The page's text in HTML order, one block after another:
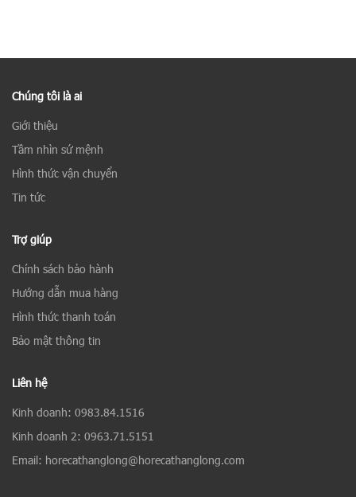
Chúng tôi là ai
Giới thiệu
Tầm nhìn sứ mệnh
Hình thức vận chuyển
Tin tức
Trợ giúp
Chính sách bảo hành
Hướng dẫn mua hàng
Hình thức thanh toán
Bảo mật thông tin
Liên hệ
Kinh doanh: 0983.84.1516
Kinh doanh 2: 0963.71.5151
Email: horecathanglong@horecathanglong.com